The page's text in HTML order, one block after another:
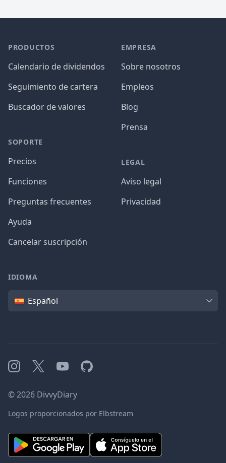
PRODUCTOS
Calendario de dividendos
Seguimiento de cartera
Buscador de valores
SOPORTE
Precios
Funciones
Preguntas frecuentes
Ayuda
Cancelar suscripción
EMPRESA
Sobre nosotros
Empleos
Blog
Prensa
LEGAL
Aviso legal
Privacidad
IDIOMA
IdiomaEspañol
Instagram
X YouTubeGitHub
©2026 DivvyDiary
Logos proporcionados por Elbstream